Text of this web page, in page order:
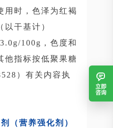
用时，色泽为红褐
干基计）
100g，色度和
他指标按低聚果糖
）有关内容执
（营养强化剂）
立即
咨询